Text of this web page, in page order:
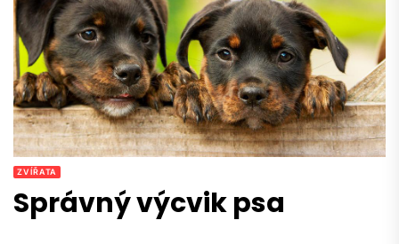
ZVÍŘATA
Správný výcvik psa